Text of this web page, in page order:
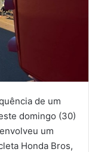
de um
domingo (30)
um
Honda Bros,